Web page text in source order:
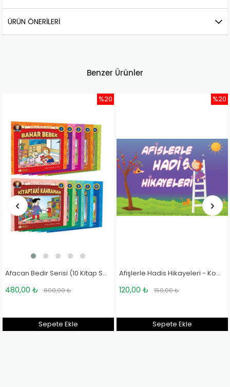
ÜRÜN ÖNERILERI
Benzer Ürünler
Afacan Bedir Serisi (10 Kitap Set) - Hale Cürgül Canat Afişlerle Hadis Hikayeleri - Komisyon
120,00 ₺ 150,00 ₺
Sepete Ekle
120,00 ₺ 150,00 ₺
Sepete Ekle